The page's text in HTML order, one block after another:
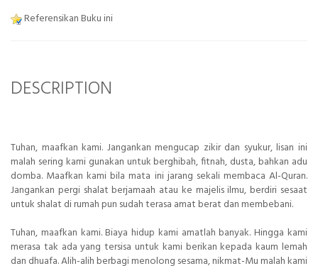
Referensikan Buku ini
DESCRIPTION
Tuhan, maafkan kami. Jangankan mengucap zikir dan syukur, lisan ini
malah sering kami gunakan untuk berghibah, fitnah, dusta, bahkan adu
domba. Maafkan kami bila mata ini jarang sekali membaca Al-Quran.
Jangankan pergi shalat berjamaah atau ke majelis ilmu, berdiri sesaat
untuk shalat di rumah pun sudah terasa amat berat dan membebani.
Tuhan, maafkan kami. Biaya hidup kami amatlah banyak. Hingga kami
merasa tak ada yang tersisa untuk kami berikan kepada kaum lemah
dan dhuafa. Alih-alih berbagi menolong sesama, nikmat-Mu malah kami